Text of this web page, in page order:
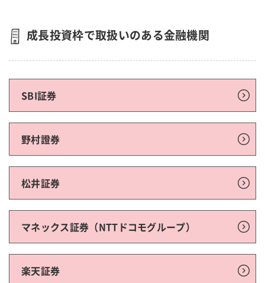
成長投資枠で取扱いのある金融機関
SBI証券
野村證券
松井証券
マネックス証券（NTTドコモグループ）
楽天証券